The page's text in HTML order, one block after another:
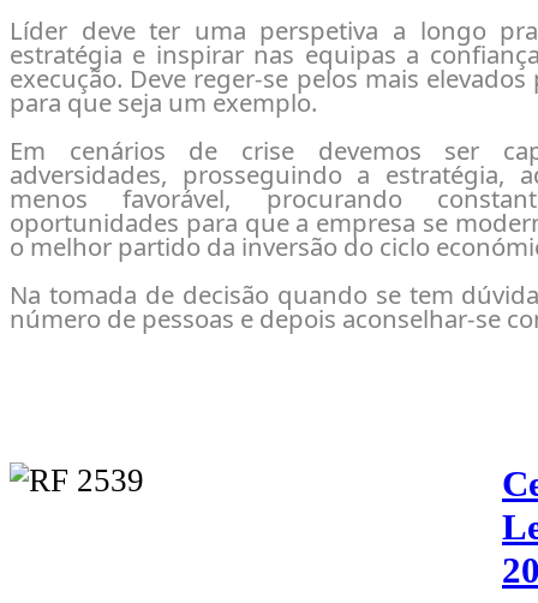
Líder deve ter uma perspetiva a longo
estratégia e inspirar nas equipas a
execução. Deve reger-se pelos mais
para que seja um exemplo.
Em cenários de crise devemos ser
adversidades, prosseguindo a estratégia,
menos favorável, procurando
oportunidades para que a empresa se
o melhor partido da inversão do ciclo
Na tomada de decisão quando se tem
número de pessoas e depois aconselhar-se